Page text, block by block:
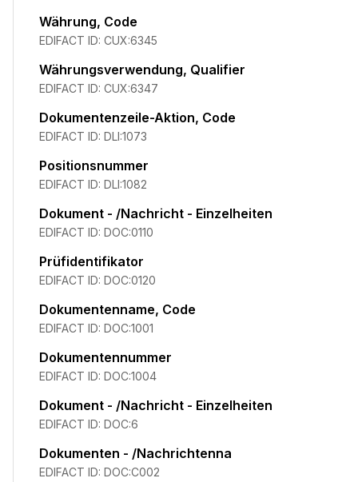
Währung, Code
EDIFACT ID: CUX:6345
Währungsverwendung, Qualifier
EDIFACT ID: CUX:6347
Dokumentenzeile-Aktion, Code
EDIFACT ID: DLI:1073
Positionsnummer
EDIFACT ID: DLI:1082
Dokument - /Nachricht - Einzelheiten
EDIFACT ID: DOC:0110
Prüfidentifikator
EDIFACT ID: DOC:0120
Dokumentenname, Code
EDIFACT ID: DOC:1001
Dokumentennummer
EDIFACT ID: DOC:1004
Dokument - /Nachricht - Einzelheiten
EDIFACT ID: DOC:6
Dokumenten - /Nachrichtenna
EDIFACT ID: DOC:C002